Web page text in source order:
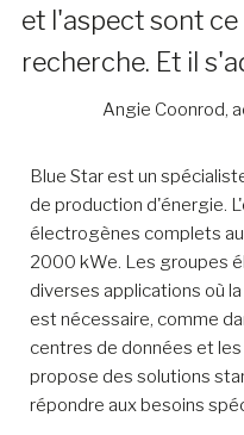
et l'aspect sont
recherche. Et il
Angie Coonrod,
Blue Star est un
de production d'énergie.
électrogènes complets
2000 kWe. Les groupes
diverses applications où
est nécessaire, comme
centres de données et
propose des solutions
répondre aux besoins